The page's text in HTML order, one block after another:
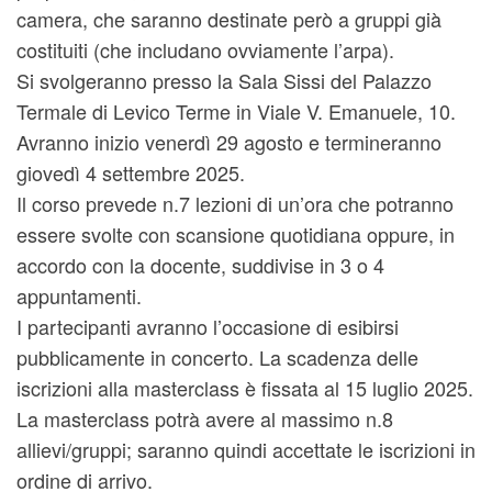
camera, che saranno destinate però a gruppi già
costituiti (che includano ovviamente l’arpa).
Si svolgeranno presso la Sala Sissi del Palazzo
Termale di Levico Terme in Viale V. Emanuele, 10.
Avranno inizio venerdì 29 agosto e termineranno
giovedì 4 settembre 2025.
Il corso prevede n.7 lezioni di un’ora che potranno
essere svolte con scansione quotidiana oppure, in
accordo con la docente, suddivise in 3 o 4
appuntamenti.
I partecipanti avranno l’occasione di esibirsi
pubblicamente in concerto. La scadenza delle
iscrizioni alla masterclass è fissata al 15 luglio 2025.
La masterclass potrà avere al massimo n.8
allievi/gruppi; saranno quindi accettate le iscrizioni in
ordine di arrivo.